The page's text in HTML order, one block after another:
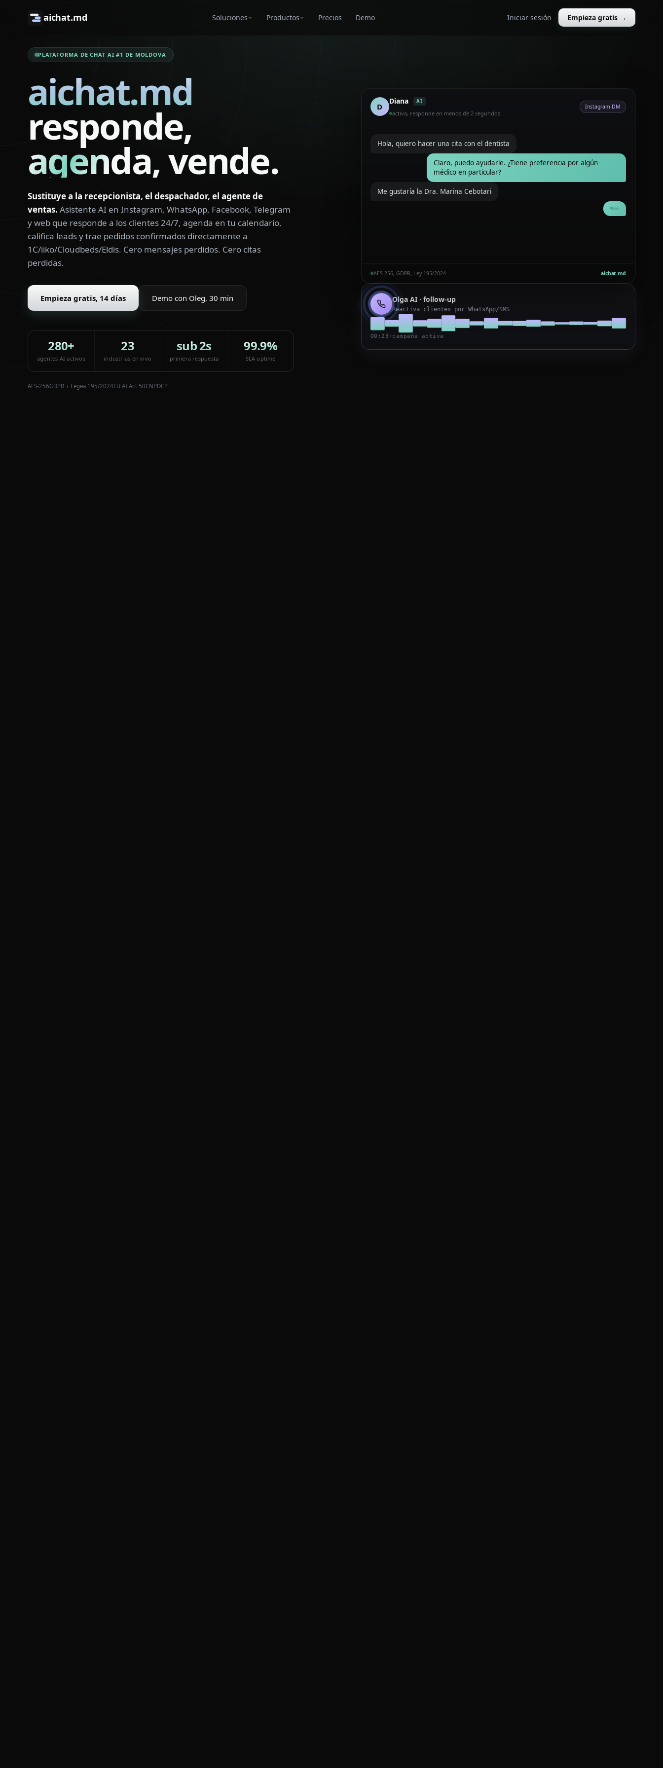
aichat.md Soluciones Productos Precios Demo Iniciar sesión Empieza gratis →
PLATAFORMA DE CHAT AI #1 DE MOLDOVA
aichat.md
responde,
agenda,vende.
Sustituye a la recepcionista, el despachador, el agente de
ventas. Asistente AI en Instagram, WhatsApp, Facebook, Telegram
y web que responde a los clientes 24/7, agenda en tu calendario,
califica leads y trae pedidos confirmados directamente a
1C/iiko/Cloudbeds/Eldis. Cero mensajes perdidos. Cero citas
perdidas.
Empieza gratis, 14 días Demo con Oleg, 30 min
280+
agentes AI activos
23
industrias en vivo
sub 2s
primera respuesta
99.9%
SLA uptime
AES-256GDPR + Legea 195/2024EU AI Act 50CNPDCP
D
Diana AI
activa, responde en menos de 2 segundos
Instagram DM
Hola, quiero hacer una cita con el dentista
Claro, puedo ayudarle. ¿Tiene preferencia por algún
médico en particular?
Me gustaría la Dra. Marina Cebotari
Perfecto. Mañana a las 14:30 o el jueves a las 11:00. ¿Le
AES-256, GDPR, Ley 195/2024 aichat.md
Olga AI · follow-up
Reactiva clientes por WhatsApp/SMS
00:23 · campaña activa